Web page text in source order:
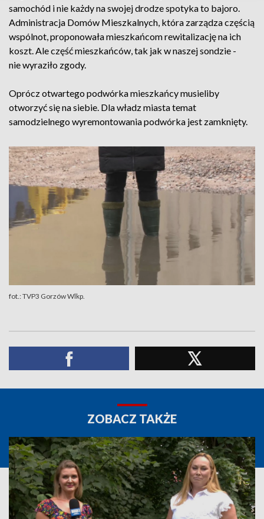
samochód i nie każdy na swojej drodze spotyka to bajoro.
Administracja Domów Mieszkalnych, która zarządza częścią
wspólnot, proponowała mieszkańcom rewitalizację na ich
koszt. Ale część mieszkańców, tak jak w naszej sondzie -
nie wyraziło zgody.
Oprócz otwartego podwórka mieszkańcy musieliby
otworzyć się na siebie. Dla władz miasta temat
samodzielnego wyremontowania podwórka jest zamknięty.
fot.: TVP3 Gorzów Wlkp.
ZOBACZ TAKŻE